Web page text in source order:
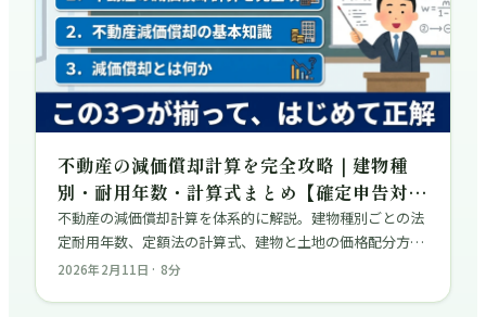
不動産の減価償却計算を完全攻略｜建物種
別・耐用年数・計算式まとめ【確定申告対応
版】
不動産の減価償却計算を体系的に解説。建物種別ごとの法
定耐用年数、定額法の計算式、建物と土地の価格配分方
法、よくある計算ミスと対策まで、確定申告に必要な知識
2026年2月11日 · 8分